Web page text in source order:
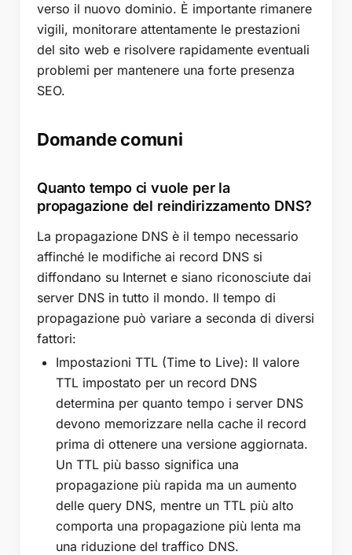
verso il nuovo dominio. È importante rimanere
vigili, monitorare attentamente le prestazioni
del sito web e risolvere rapidamente eventuali
problemi per mantenere una forte presenza
SEO.
Domande comuni
Quanto tempo ci vuole per la
propagazione del reindirizzamento DNS?
La propagazione DNS è il tempo necessario
affinché le modifiche ai record DNS si
diffondano su Internet e siano riconosciute dai
server DNS in tutto il mondo. Il tempo di
propagazione può variare a seconda di diversi
fattori:
Impostazioni TTL (Time to Live): Il valore
TTL impostato per un record DNS
determina per quanto tempo i server DNS
devono memorizzare nella cache il record
prima di ottenere una versione aggiornata.
Un TTL più basso significa una
propagazione più rapida ma un aumento
delle query DNS, mentre un TTL più alto
comporta una propagazione più lenta ma
una riduzione del traffico DNS.